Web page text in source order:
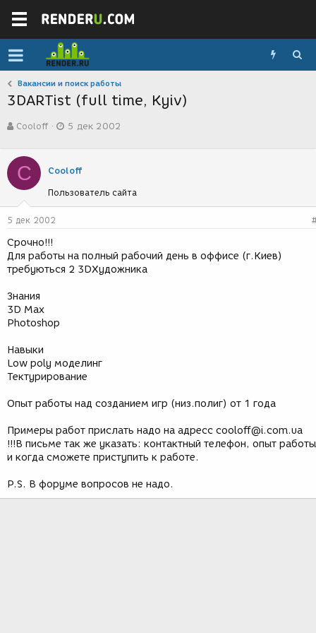
Вакансии и поиск работы
3DARTist (full time, Kyiv)
в
о
р
т
е
м
ы
Cooloff
а
с
з
д
я
5 дек 2002
C Cooloff
Пользователь сайта
5 дек 2002
Срочно!!!
Для работы на полный рабочий день в оффисе (г.Киев)
требуються 2 3DХудожника
Знания
3D Max
Photoshop
Навыки
Low poly моделинг
Тектурирование
Опыт работы над созданием игр (низ.полиг) от 1 года
Примеры работ прислать надо на адресс cooloff@i.com.ua
!!!В письме так же указать: контактный телефон, опыт
и когда сможете приступить к работе.
P.S. В форуме вопросов не надо.